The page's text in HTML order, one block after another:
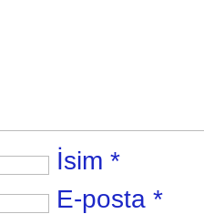
İsim *
E-posta *